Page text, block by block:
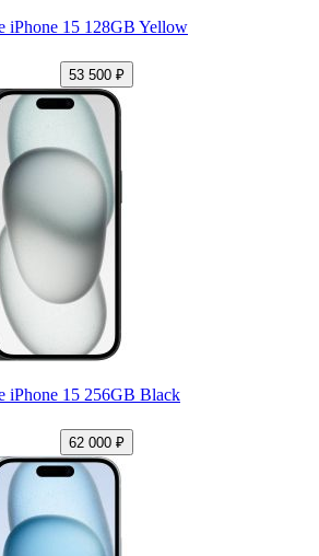
iPhone 15 128GB Yellow
53 500 ₽
iPhone 15 256GB Black
62 000 ₽